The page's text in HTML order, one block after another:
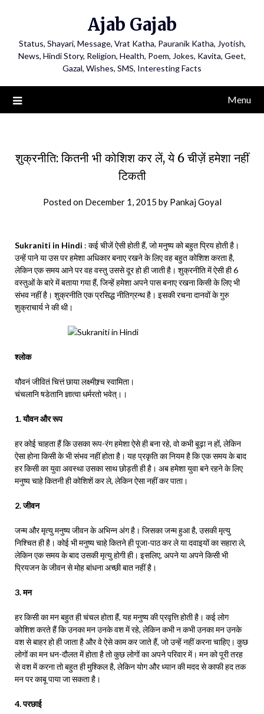
Ajab Gajab
Status, Shayari, Message, Vrat Katha, Pauranik Katha, Jyotish,
News, Hindi Story, Religion, Health, Poem, Jokes, Kavita, Geet,
Gazal, Wishes, SMS, Interesting Facts
Menu
शुक्रनीति: कितनी भी कोशिश कर लें, ये 6 चीज़ें हमेशा नहीं
टिकती
Posted on December 1, 2015 by Pankaj Goyal
Sukraniti in Hindi : कई चीजें ऐसी होती हैं, जो मनुष्य को बहुत प्रिय होती है।
उन्हें पाने या उस पर हमेशा अधिकार बनाए रखने के लिए वह बहुत कोशिश करता है,
लेकिन एक समय आने पर वह वस्तु उससे दूर हो ही जाती है। शुक्रनीति में ऐसी ही 6
वस्तुओं के बारे में बताया गया हैं, जिन्हें हमेशा अपने पास बनाए रखना किसी के लिए भी
संभव नहीं है। शुक्रनीति एक प्रसिद्ध नीतिग्रन्थ है। इसकी रचना दानवों के गुरु
शुक्राचार्य ने की थी।
श्लोक
यौवनं जीवितं चित्तं छाया लक्ष्मीश्र्च स्वामिता।
चंचलानि षडेतानि ज्ञात्वा धर्मरतो भवेत्।।
1. यौवन और रूप
हर कोई चाहता हैं कि उसका रूप-रंग हमेशा ऐसे ही बना रहे, वो कभी बूढ़ा न हों, लेकिन
ऐसा होना किसी के भी संभव नहीं होता है। यह प्रकृति का नियम है कि एक समय के बाद
हर किसी का युवा अवस्था उसका साथ छोड़ती ही है। अब हमेशा युवा बने रहने के लिए
मनुष्य चाहे कितनी ही कोशिशें कर ले, लेकिन ऐसा नहीं कर पाता।
2. जीवन
जन्म और मृत्यु मनुष्य जीवन के अभिन्न अंग है। जिसका जन्म हुआ है, उसकी मृत्यु
निश्चित ही है। कोई भी मनुष्य चाहे कितने ही पूजा-पाठ कर ले या दवाइयों का सहारा ले,
लेकिन एक समय के बाद उसकी मृत्यु होगी ही। इसलिए, अपने या अपने किसी भी
प्रियजन के जीवन से मोह बांधना अच्छी बात नहीं है।
3. मन
हर किसी का मन बहुत ही चंचल होता हैं, यह मनुष्य की प्रवृत्ति होती है। कई लोग
कोशिश करते हैं कि उनका मन उनके वश में रहे, लेकिन कभी न कभी उनका मन उनके
वश से बाहर हो ही जाता है और वे ऐसे काम कर जाते हैं, जो उन्हें नहीं करना चाहिए। कुछ
लोगों का मन धन-दौलत में होता है तो कुछ लोगों का अपने परिवार में। मन को पूरी तरह
से वश में करना तो बहुत ही मुश्किल है, लेकिन योग और ध्यान की मदद से काफी हद तक
मन पर काबू पाया जा सकता है।
4. परछाई